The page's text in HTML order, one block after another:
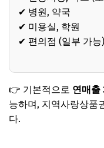
✔ 병원, 약국
✔ 미용실, 학원
✔ 편의점 (일부 가능)
👉 기본적으로 연매출
능하며, 지역사랑상품
다.